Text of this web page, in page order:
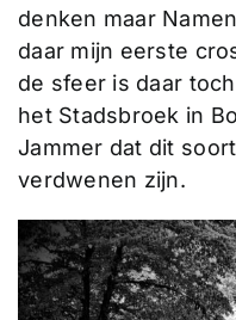
denken maar
daar mijn eerste
de sfeer is daar
het Stadsbroek in
Jammer dat dit
verdwenen zijn.